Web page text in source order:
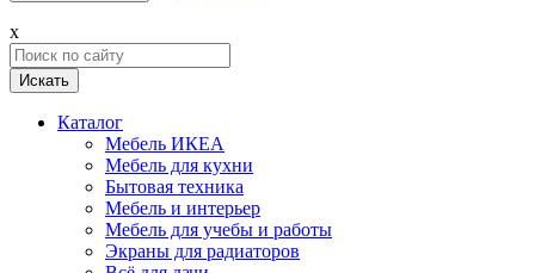
x
Искать
Каталог
Мебель ИКЕА
Мебель для кухни
Бытовая техника
Мебель и интерьер
Мебель для учебы и работы
Экраны для радиаторов